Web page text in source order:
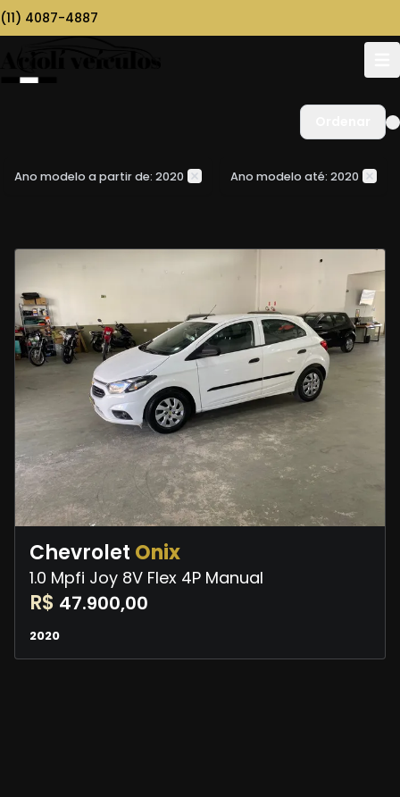
(11) 4087-4887
Ano modelo a partir de: 2020 Ano modelo até: 2020
Chevrolet Onix
1.0 Mpfi Joy 8V Flex 4P Manual
R$ 47.900,00
2020